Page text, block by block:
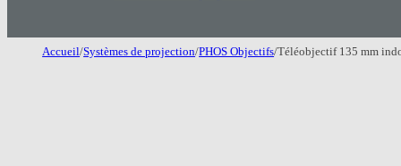
Accueil/Systèmes de projection/PHOS Objectifs/Téléobjectif 135 mm